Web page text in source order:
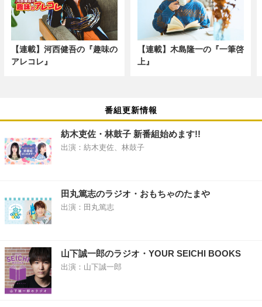
【連載】河西健吾の『趣味の
アレコレ』
【連載】木島隆一の『一筆啓
上』
番組更新情報
紡木吏佐・林鼓子 新番組始めます!!
出演：紡木吏佐、林鼓子
田丸篤志のラジオ・おもちゃのたまや
出演：田丸篤志
山下誠一郎のラジオ・YOUR SEICHI BOOKS
出演：山下誠一郎